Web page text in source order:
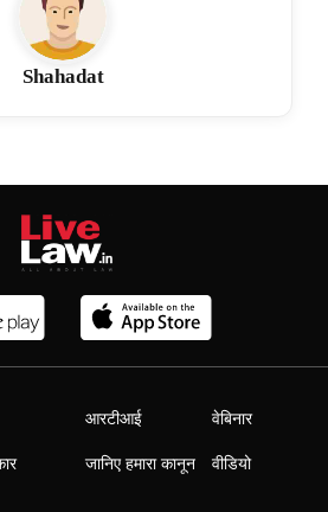
Shahadat
आरटीआई
जानिए हमारा कानून
वेबिनार
वीडियो